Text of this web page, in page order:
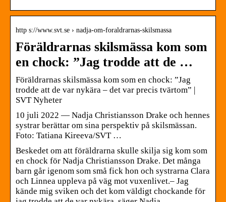
http s://www.svt.se › nadja-om-foraldrarnas-skilsmassa
Föräldrarnas skilsmässa kom som
en chock: ”Jag trodde att de …
Föräldrarnas skilsmässa kom som en chock: ”Jag
trodde att de var nykära – det var precis tvärtom” |
SVT Nyheter
10 juli 2022 — Nadja Christiansson Drake och hennes
systrar berättar om sina perspektiv på skilsmässan.
Foto: Tatiana Kireeva/SVT …
Beskedet om att föräldrarna skulle skilja sig kom som
en chock för Nadja Christiansson Drake. Det många
barn går igenom som små fick hon och systrarna Clara
och Linnea uppleva på väg mot vuxenlivet.– Jag
kände mig sviken och det kom väldigt chockande för